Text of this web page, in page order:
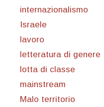
internazionalismo
Israele
lavoro
letteratura di genere
lotta di classe
mainstream
Malo territorio